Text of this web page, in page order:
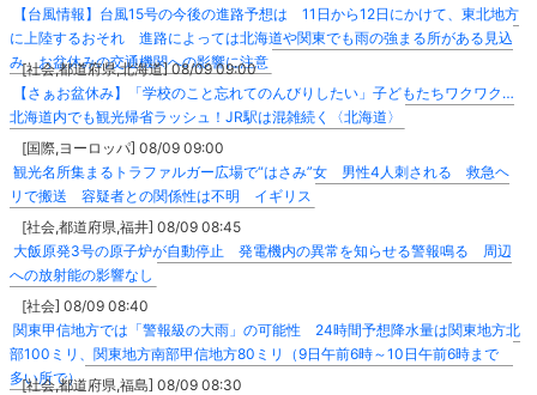
【台風情報】台風15号の今後の進路予想は 11日から12日にかけて、東北地方
に上陸するおそれ 進路によっては北海道や関東でも雨の強まる所がある見込
み お盆休みの交通機関への影響に注意
[社会,都道府県,北海道] 08/09 09:00
【さぁお盆休み】「学校のこと忘れてのんびりしたい」子どもたちワクワク…
北海道内でも観光帰省ラッシュ！JR駅は混雑続く〈北海道〉
[国際,ヨーロッパ] 08/09 09:00
観光名所集まるトラファルガー広場で“はさみ”女 男性4人刺される 救急ヘ
リで搬送 容疑者との関係性は不明 イギリス
[社会,都道府県,福井] 08/09 08:45
大飯原発3号の原子炉が自動停止 発電機内の異常を知らせる警報鳴る 周辺
への放射能の影響なし
[社会] 08/09 08:40
関東甲信地方では「警報級の大雨」の可能性 24時間予想降水量は関東地方北
部100ミリ、関東地方南部甲信地方80ミリ（9日午前6時～10日午前6時まで
多い所で）
[社会,都道府県,福島] 08/09 08:30